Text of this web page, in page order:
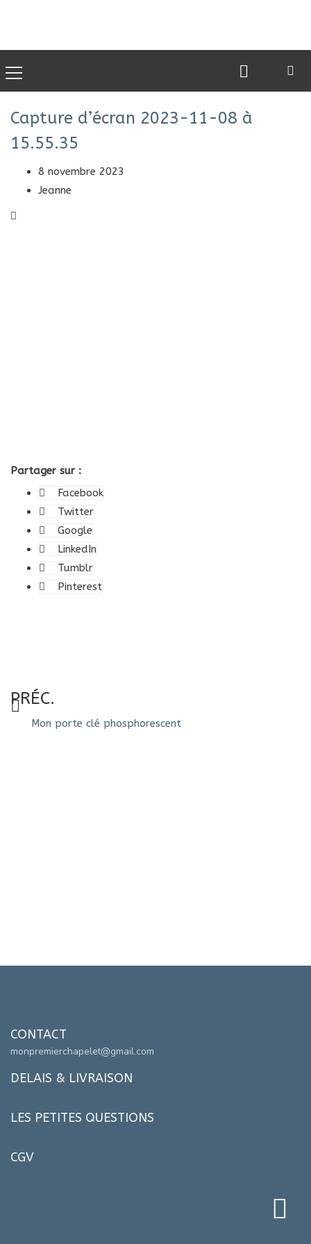
Capture d’écran 2023-11-08 à
15.55.35
8 novembre 2023
Jeanne
Partager sur :
Facebook
Twitter
Google
LinkedIn
Tumblr
Pinterest
PRÉC.
Mon porte clé phosphorescent
CONTACT
monpremierchapelet@gmail.com
DELAIS & LIVRAISON
LES PETITES QUESTIONS
CGV